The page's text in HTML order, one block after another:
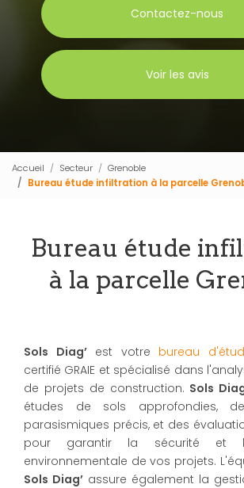
Contactez-nous
Voir les avis
Accueil Secteur
Grenoble
Bureau étude infiltration à la parcelle
Bureau étude
à la parcelle
Sols Diag’est votre bureau
certifié GRAIE et spécialisé dans
de projets de construction. Sols
études de sols approfondies,
parasismiques précis, et des
pour garantir la sécurité et
environnementale de vos projets.
Sols Diag’ assure également la